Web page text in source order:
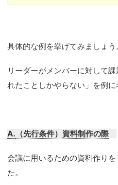
具体的な例を挙げてみましょう
リーダーがメンバーに対して
れたことしかやらない」を例
A. （先行条件）資料制作の際
会議に用いるための資料作り
た。